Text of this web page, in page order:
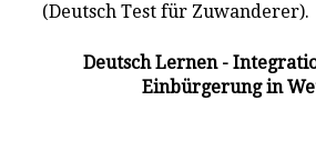
(Deutsch Test für Zuwanderer).
Deutsch Lernen -
Einbürgerung in